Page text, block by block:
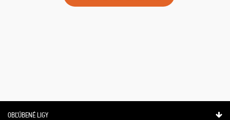
OBĽÚBENÉ LIGY